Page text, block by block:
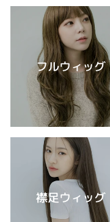
フルウィッグ
襟足ウィッグ